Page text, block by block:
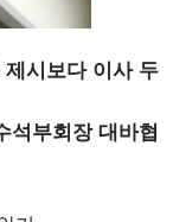
시보다 이사 두
석부회장 대바협